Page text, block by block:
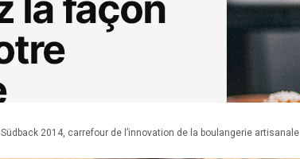
Südback 2014, carrefour de l’innovation de la boulangerie artisanale